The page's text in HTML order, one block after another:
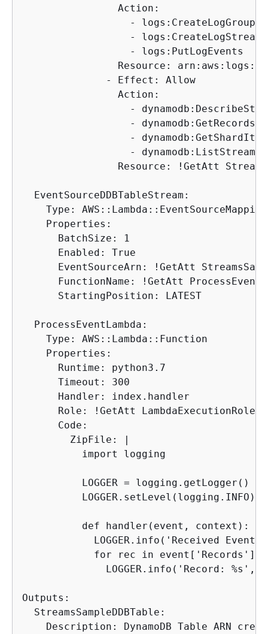
                Action:
                  - logs:CreateLogGroup
                  - logs:CreateLogStream
                  - logs:PutLogEvents
Resource:
              - Effect: Allow
                Action:
-
                  - dynamodb:GetRecords
-
                  - dynamodb:ListStreams
Resource: !GetAtt
  EventSourceDDBTableStream:
    Type: AWS::Lambda::EventSourceMapping
    Properties:
      BatchSize: 1
      Enabled: True
EventSourceArn: !GetAtt
FunctionName: !GetAtt
      StartingPosition: LATEST
  ProcessEventLambda:
    Type: AWS::Lambda::Function
    Properties:
      Runtime: python3.7
      Timeout: 300
      Handler: index.handler
Role: !GetAtt
      Code:
        ZipFile: |
          import logging
          LOGGER = logging.getLogger()
          LOGGER.setLevel(logging.INFO)
          def handler(event, context):
LOGGER.info('Received Event:
            for rec in event['Records']:
LOGGER.info('Record: %s',
Outputs:
  StreamsSampleDDBTable:
Description: DynamoDB Table ARN